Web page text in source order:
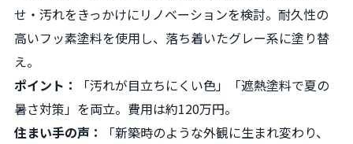
せ・汚れをきっかけにリノベーションを検討。耐久性の
高いフッ素塗料を使用し、落ち着いたグレー系に塗り替
え。
ポイント：
「汚れが目立ちにくい色」「遮熱塗料で夏の
暑さ対策」を両立。費用は約120万円。
住まい手の声：
「新築時のような外観に生まれ変わり、